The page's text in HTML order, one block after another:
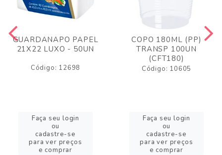
GUARDANAPO PAPEL
21X22 LUXO - 50UN
Código: 12698
Faça seu login
ou
cadastre-se
para ver preços
e comprar
COPO 180ML (PP)
TRANSP 100UN
(CFT180)
Código: 10605
Faça seu login
ou
cadastre-se
para ver preços
e comprar